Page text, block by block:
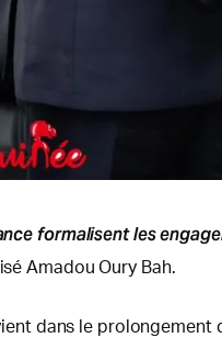
formalisent les
Amadou Oury Bah.
dans le prolongement